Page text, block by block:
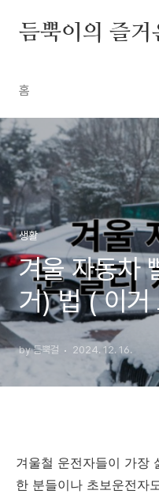
듬뿍이의 즐거
홈
생활
겨울 자동차
거) 법 ( 이거
by 듬뿍걸 2024. 12. 16.
겨울철 운전자들이 가장
한 분들이나 초보운전자